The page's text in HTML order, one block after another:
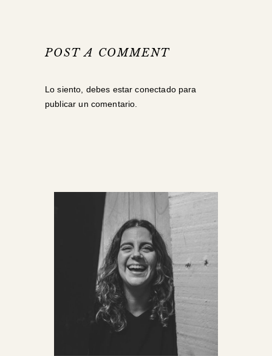
POST A COMMENT
Lo siento, debes estarconectadopara
publicar un comentario.